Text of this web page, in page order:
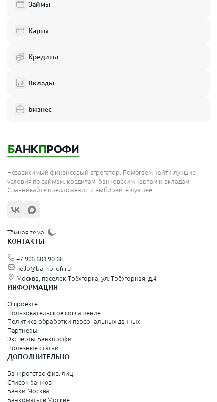
Займы
Карты
Кредиты
Вклады
Бизнес
Независимый финансовый агрегатор. Помогаем найти лучшие
условия по займам, кредитам, банковским картам и вкладам.
Сравнивайте предложения и выбирайте лучшее.
Тёмная тема
КОНТАКТЫ
+7 906 601 90 68
hello@bankprofi.ru
Москва, посёлок Трёхгорка, ул. Трёхгорная, д.4
ИНФОРМАЦИЯ
О проекте
Пользовательское соглашение
Политика обработки персональных данных
Партнеры
Эксперты Банкпрофи
Полезные статьи
ДОПОЛНИТЕЛЬНО
Банкротство физ. лиц
Список банков
Банки Москва
Банкоматы в Москве